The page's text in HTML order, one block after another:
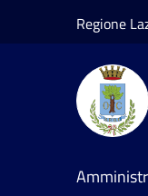
Regione